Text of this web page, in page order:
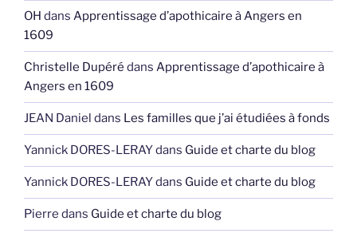
OH dans Apprentissage d’apothicaire à Angers en
1609
Christelle Dupéré dans Apprentissage d’apothicaire à
Angers en 1609
JEAN Daniel dans Les familles que j’ai étudiées à fonds
Yannick DORES-LERAYdans Guide et charte du blog
Yannick DORES-LERAYdans Guide et charte du blog
Pierre dans Guide et charte du blog